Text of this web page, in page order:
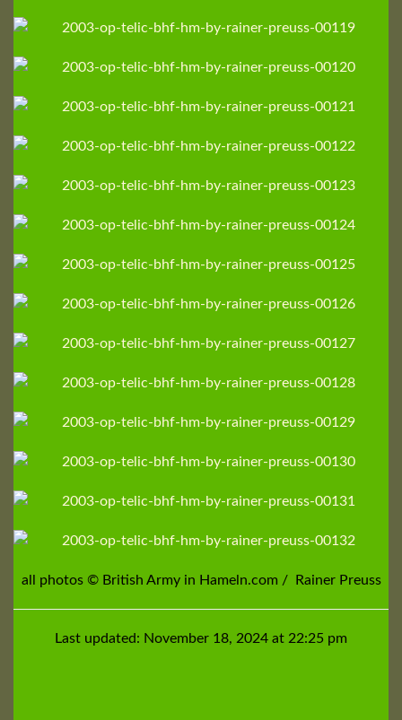
all photos © British Army in Hameln.com / Rainer Preuss
Last updated: November 18, 2024 at 22:25 pm